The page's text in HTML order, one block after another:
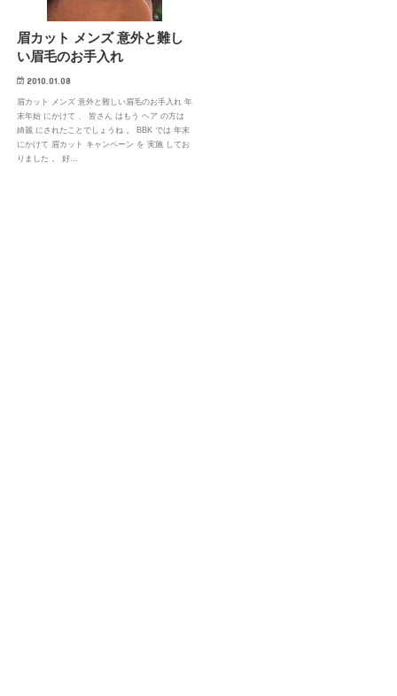
眉カット メンズ 意外と難し
い眉毛のお手入れ
2010.01.08
眉カット メンズ 意外と難しい眉毛のお手入れ 年
末年始 にかけて 、 皆さん はもう ヘア の方は
綺麗 にされたことでしょうね 。 BBK では 年末
にかけて 眉カット キャンペーン を 実施 してお
りました 。 好…